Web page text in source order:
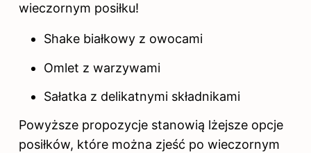
wieczornym posiłku!
Shake białkowy z owocami
Omlet z warzywami
Sałatka z delikatnymi składnikami
Powyższe propozycje stanowią lżejsze opcje
posiłków, które można zjeść po wieczornym